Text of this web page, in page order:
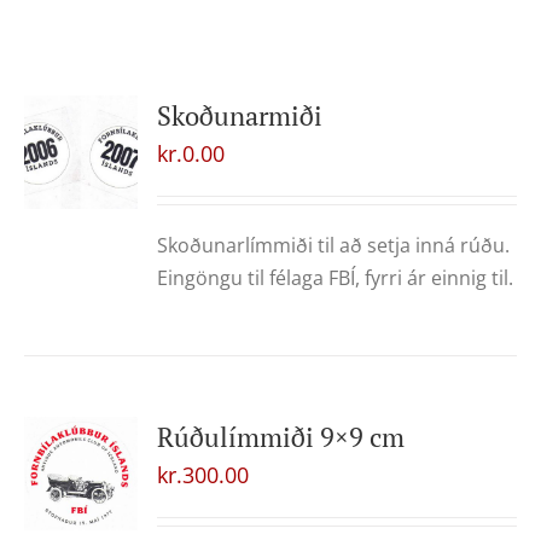
Skoðunarmiði
kr.0.00
Skoðunarlímmiði til að setja inná rúðu.
Eingöngu til félaga FBÍ, fyrri ár einnig til.
Rúðulímmiði 9×9 cm
kr.300.00